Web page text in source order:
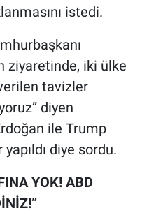
istedi.
ziyaretinde, iki ülke
tavizler
diyen
ile Trump
diye sordu.
YOK! ABD